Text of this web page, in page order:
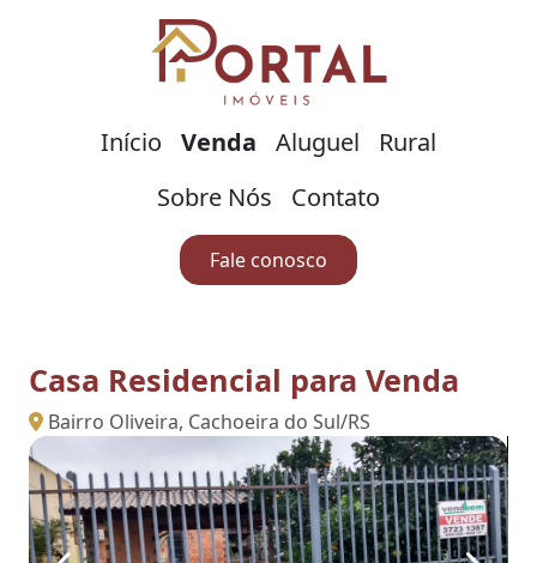
Início Venda Aluguel
Rural
Sobre Nós
Contato
Fale conosco
Casa Residencial para Venda
Bairro Oliveira, Cachoeira do Sul/RS